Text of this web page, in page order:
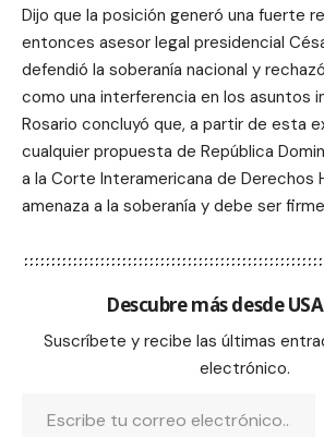
Dijo que la posición generó una fuerte
entonces asesor legal presidencial
defendió la soberanía nacional y
como una interferencia en los asuntos
Rosario concluyó que, a partir de esta
cualquier propuesta de República
a la Corte Interamericana de Derechos
amenaza a la soberanía y debe ser
Descubre más desde
Suscríbete y recibe las últimas
electrónico.